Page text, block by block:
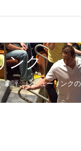
ンク
劇評、レビューリンク